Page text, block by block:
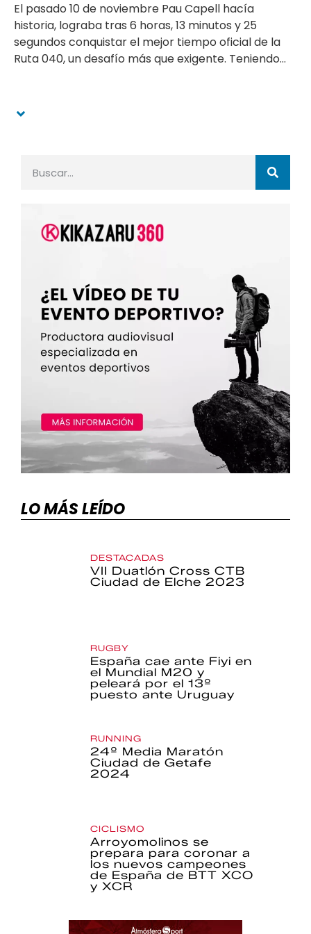
El pasado 10 de noviembre Pau Capell hacía
historia, lograba tras 6 horas, 13 minutos y 25
segundos conquistar el mejor tiempo oficial de la
Ruta 040, un desafío más que exigente. Teniendo...
LO MÁS LEÍDO
DESTACADAS
VII Duatlón Cross CTB
Ciudad de Elche 2023
RUGBY
España cae ante Fiyi en
el Mundial M20 y
peleará por el 13º
puesto ante Uruguay
RUNNING
24º Media Maratón
Ciudad de Getafe
2024
CICLISMO
Arroyomolinos se
prepara para coronar a
los nuevos campeones
de España de BTT XCO
y XCR